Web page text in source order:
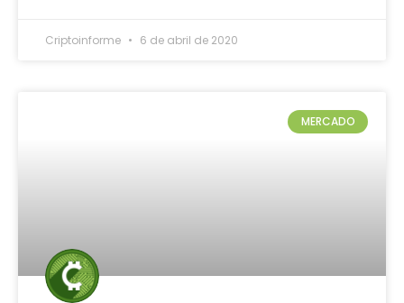
Criptoinforme 6 de abril de 2020
MERCADO